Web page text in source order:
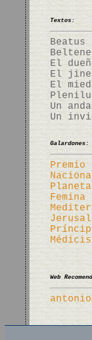
Textos:
El
El
El
Un
Un
Galardones:
Planeta
Médicis
Web